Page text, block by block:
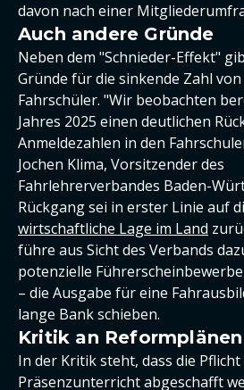
davon nach einer
Auch andere Gründe
Neben dem "Schnieder-Effekt"
Gründe für die sinkende Zahl
Fahrschüler. "Wir beobachten
Jahres 2025 einen deutlichen
Anmeldezahlen in den
Jochen Klima, Vorsitzender des
Fahrlehrerverbandes Baden-
Rückgang sei in erster Linie auf
wirtschaftliche Lage im Land
führe aus Sicht des Verbands
potenzielle
– die Ausgabe für eine
lange Bank schieben.
Kritik an Reformplänen
In der Kritik steht, dass die Pflicht
Präsenzunterricht abgeschafft